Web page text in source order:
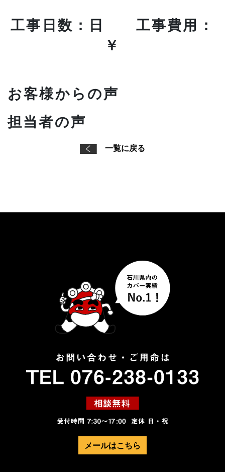
工事日数：日 工事費用：
￥
お客様からの声
担当者の声
一覧に戻る
メールはこちら